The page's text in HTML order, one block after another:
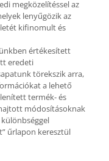
megközelítéssel az
lenyűgözik az
kifinomult és
értékesített
eredeti
törekszik arra,
a lehető
termék- és
módosításoknak
űrlapon keresztül